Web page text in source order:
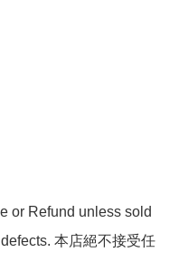
or Refund unless sold
本店絕不接受任